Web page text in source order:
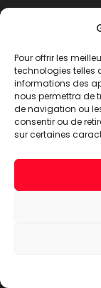
Pour offrir les
technologies telles
informations des
nous permettra de
de navigation ou
consentir ou de
sur certaines
Non classé
LIRE PLUS